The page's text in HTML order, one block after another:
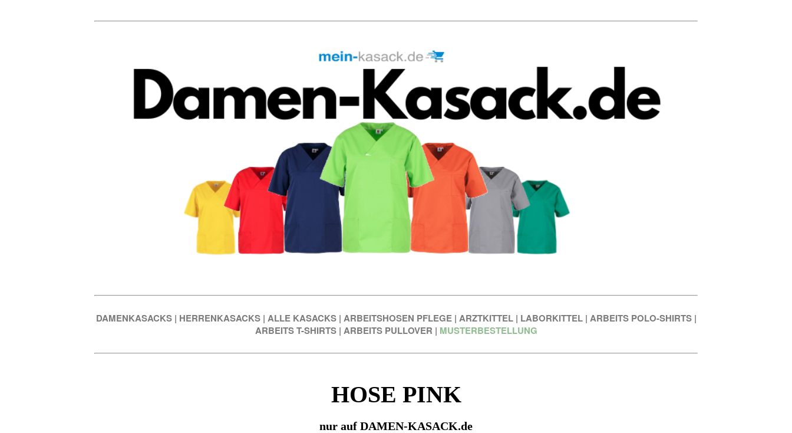
DAMENKASACKS | HERRENKASACKS | ALLE KASACKS | ARBEITSHOSEN PFLEGE | ARZTKITTEL | LABORKITTEL | ARBEITS POLO-SHIRTS |
ARBEITS T-SHIRTS | ARBEITS PULLOVER | MUSTERBESTELLUNG
HOSE PINK
nur auf DAMEN-KASACK.de